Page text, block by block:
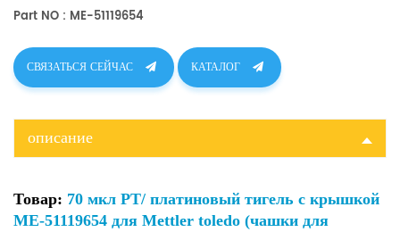
Part NO : ME-51119654
СВЯЗАТЬСЯ СЕЙЧАС КАТАЛОГ
описание
Товар: 70 мкл PT/ платиновый тигель с крышкой
ME-51119654 для Mettler toledo (чашки для